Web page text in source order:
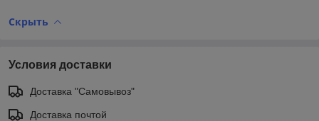
Скрыть
Условия доставки
Доставка "Самовывоз"
Доставка почтой